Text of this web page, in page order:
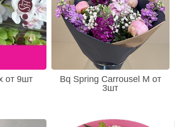
от 9шт
Bq Spring Carrousel M от
3шт